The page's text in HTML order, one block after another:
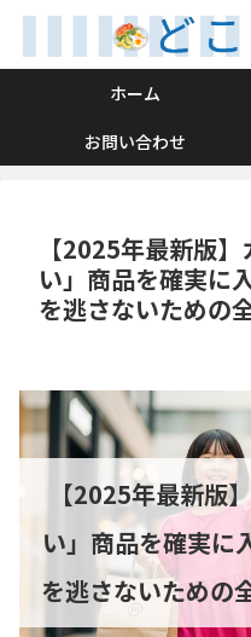
ホーム
お問い合わせ
【2025年最新版
い」商品を確実に
を逃さないための
【2025年最新版
い」商品を確実に
を逃さないための